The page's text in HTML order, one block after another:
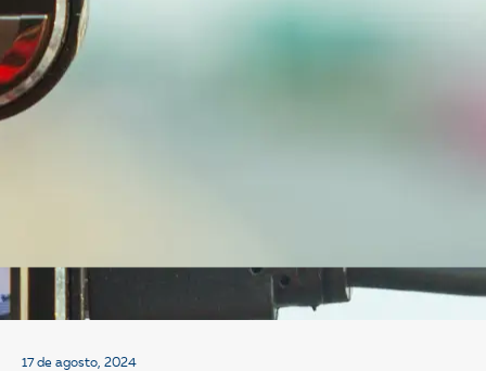
17 de agosto, 2024